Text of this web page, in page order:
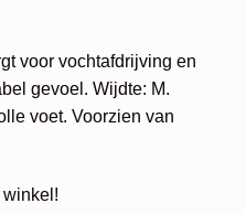
voor vochtafdrijving en
gevoel. Wijdte: M.
voet. Voorzien van
winkel!